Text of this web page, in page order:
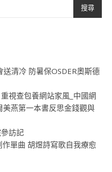
搜尋
清冷 防暑保OSDER奧斯德
視查包養網站家風_中國網
燕第一本書反思金錢觀與
訪記
單曲 胡煜詩寫歌自我療愈